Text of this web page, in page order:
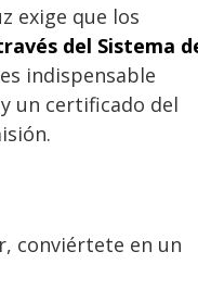
exige que los
del Sistema
indispensable
un certificado del
conviértete en un